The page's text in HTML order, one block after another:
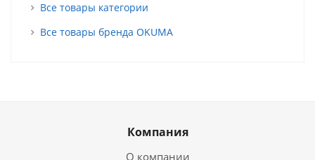
Все товары категории
Все товары бренда OKUMA
Компания
О компании